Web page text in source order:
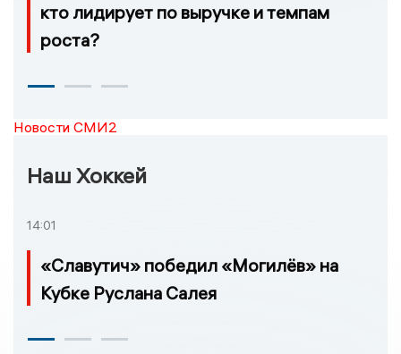
кто лидирует по выручке и темпам
роста?
Новости СМИ2
Наш Хоккей
14:01
«Славутич» победил «Могилёв» на
Кубке Руслана Салея